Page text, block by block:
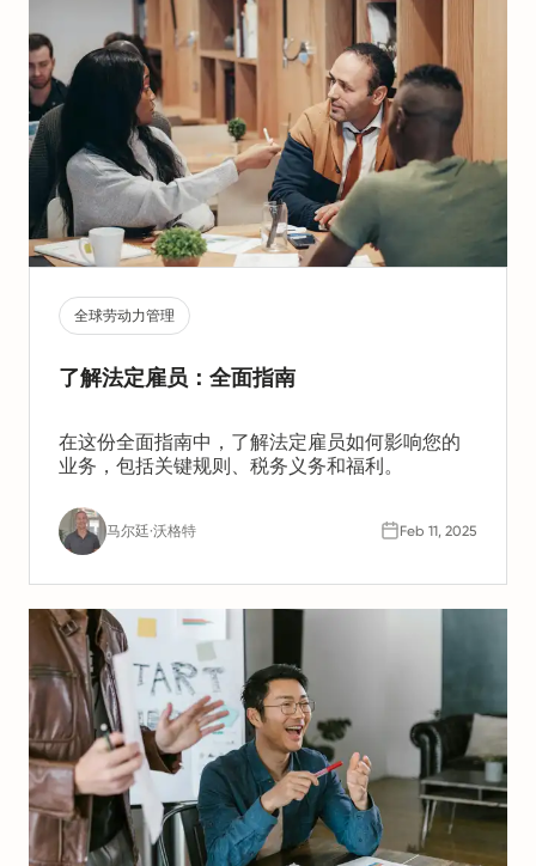
全球劳动力管理
了解法定雇员：全面指南
在这份全面指南中，了解法定雇员如何影响您的
业务，包括关键规则、税务义务和福利。
马尔廷·沃格特 Feb 11, 2025